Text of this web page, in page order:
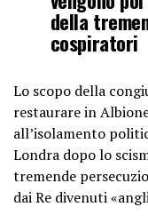
della
cospiratori
Lo scopo della
restaurare in
all’isolamento
Londra dopo lo
tremende
dai Re divenuti